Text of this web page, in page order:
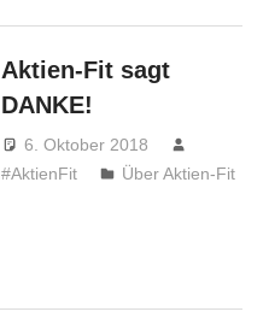
Aktien-Fit sagt
DANKE!
6. Oktober 2018
#AktienFit
Über Aktien-Fit